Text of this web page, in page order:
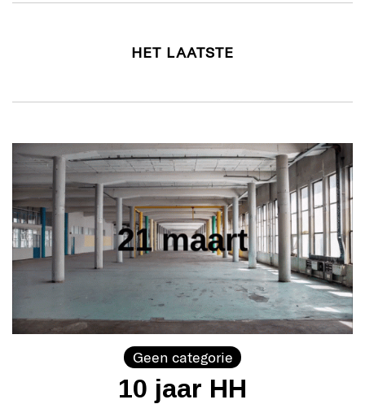
HET LAATSTE
Geen categorie
10 jaar HH